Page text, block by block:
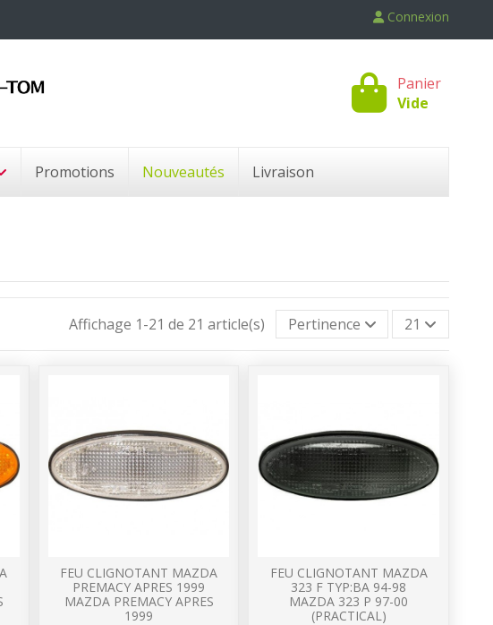
Connexion
Panier
Vide
Promotions Nouveautés Livraison
Affichage 1-21 de 21 article(s) Pertinence 21
FEU CLIGNOTANT MAZDA
PREMACY APRES 1999
MAZDA PREMACY APRES
1999
FEU CLIGNOTANT MAZDA
323 F TYP:BA 94-98
MAZDA 323 P 97-00
(PRACTICAL)